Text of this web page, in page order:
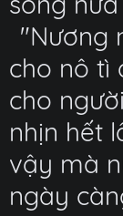
"Nương
cho nô tì
cho
nhịn hết
vậy mà
ngày